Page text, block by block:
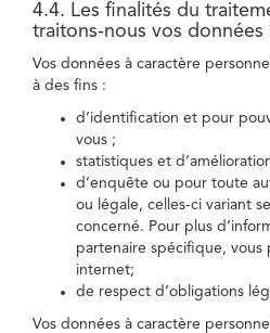
4.4. Les finalités du
traitons-nous vos données
Vos données à caractère
à des fins :
d’identification et pour
vous ;
statistiques et
d’enquête ou pour toute
ou légale, celles-ci variant
concerné. Pour plus
partenaire spécifique, vous
internet;
de respect d’obligations
Vos données à caractère